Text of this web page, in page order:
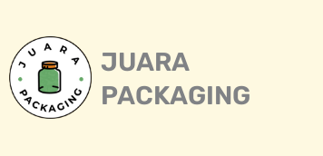
content
JUARA
PACKAGING